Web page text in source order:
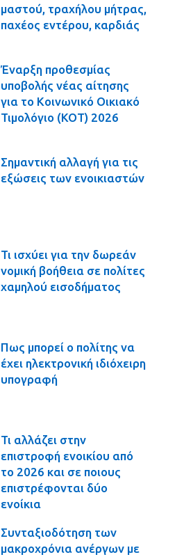
μαστού, τραχήλου μήτρας,
παχέος εντέρου, καρδιάς
Έναρξη προθεσμίας
υποβολής νέας αίτησης
για το Κοινωνικό Οικιακό
Τιμολόγιο (ΚΟΤ) 2026
Σημαντική αλλαγή για τις
εξώσεις των ενοικιαστών
Τι ισχύει για την δωρεάν
νομική βοήθεια σε πολίτες
χαμηλού εισοδήματος
Πως μπορεί ο πολίτης να
έχει ηλεκτρονική ιδιόχειρη
υπογραφή
Τι αλλάζει στην
επιστροφή ενοικίου από
το 2026 και σε ποιους
επιστρέφονται δύο
ενοίκια
Συνταξιοδότηση των
μακροχρόνια ανέργων με